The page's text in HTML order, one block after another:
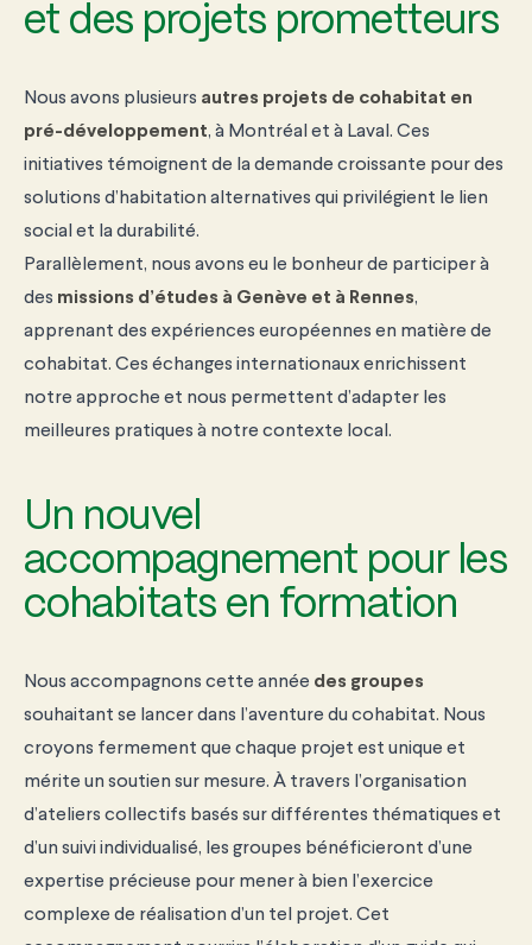
et des projets prometteurs
Nous avons plusieurs autres projets de cohabitat en
pré-développement, à Montréal et à Laval. Ces
initiatives témoignent de la demande croissante pour des
solutions d’habitation alternatives qui privilégient le lien
social et la durabilité.
Parallèlement, nous avons eu le bonheur de participer à
des missions d’études à Genève et à Rennes,
apprenant des expériences européennes en matière de
cohabitat. Ces échanges internationaux enrichissent
notre approche et nous permettent d’adapter les
meilleures pratiques à notre contexte local.
Un nouvel
accompagnement pour les
cohabitats en formation
Nous accompagnons cette année des groupes
souhaitant se lancer dans l’aventure du cohabitat. Nous
croyons fermement que chaque projet est unique et
mérite un soutien sur mesure. À travers l’organisation
d’ateliers collectifs basés sur différentes thématiques et
d’un suivi individualisé, les groupes bénéficieront d’une
expertise précieuse pour mener à bien l’exercice
complexe de réalisation d’un tel projet. Cet